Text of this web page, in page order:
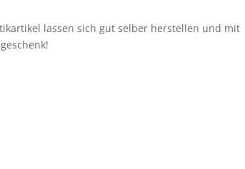
lassen sich gut selber herstellen und mit